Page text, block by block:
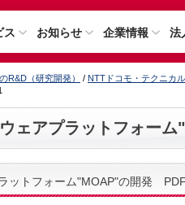
ス お知らせ 企業情報 法
R&D（研究開発） / NTTドコモ・テクニカ
ェアプラットフォー
ットフォーム"MOAP"の開発